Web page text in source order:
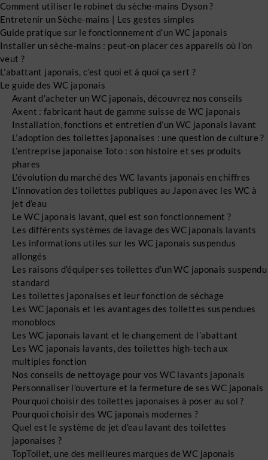
Comment utiliser le robinet du sèche-mains Dyson ?
Entretenir un Sèche-mains | Les gestes simples
Guide pratique sur le fonctionnement d’un WC japonais
Installer un sèche-mains : peut-on placer ces appareils où l’on
veut ?
L’abattant japonais, c’est quoi et à quoi ça sert ?
Le guide des WC japonais
Avant d’acheter un WC japonais, découvrez nos conseils
Axent : fabricant haut de gamme suisse de WC japonais
Installation, fonctions et entretien d’un WC japonais lavant
L’adoption des toilettes japonaises : une question de culture ?
L’entreprise japonaise Toto : son histoire et ses produits
phares
L’évolution du marché des WC lavants japonais en chiffres
L’innovation des toilettes publiques au Japon avec les WC à
jet d’eau
Le WC japonais lavant, quel est son fonctionnement ?
Les différents systèmes de lavage des WC japonais lavants
Les informations utiles sur les WC japonais suspendus
allongés
Les raisons d’équiper ses toilettes d’un WC japonais suspendu
standard
Les toilettes japonaises et leur fonction de séchage
Les WC japonais et les avantages des toilettes suspendues
monoblocs
Les WC japonais lavant et le changement de l’abattant
Les WC japonais lavants, des toilettes high-tech aux
multiples fonction
Nos conseils de nettoyage pour vos WC lavants japonais
Personnaliser l’ouverture et la fermeture de ses WC japonais
Pourquoi choisir des toilettes japonaises à poser au sol ?
Pourquoi choisir des WC japonais modernes ?
Quel est le système de jet d’eau lavant des toilettes
japonaises ?
TopToilet, une des meilleures marques de WC japonais